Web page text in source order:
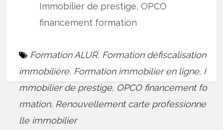
Immobilier de prestige, OPCO
financement formation
Formation ALUR, Formation défiscalisation
immobilière, Formation immobilier en ligne, I
mmobilier de prestige, OPCO financement fo
rmation, Renouvellement carte professionne
lle immobilier